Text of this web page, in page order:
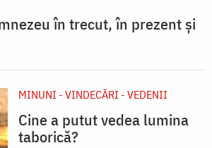
în trecut, în prezent și
MINUNI - VINDECĂRI - VEDENII
Cine a putut vedea lumina
taborică?